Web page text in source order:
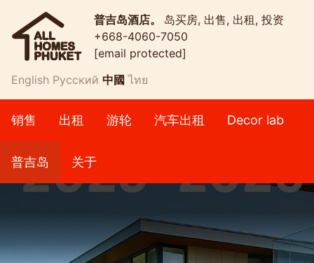
普吉岛酒店。 岛买房, 出售, 出租, 投资
+668-4060-7050
[email protected]
English Русский 中國 ไทย
销售 出租 游轮 汽车出租 Decor lab
普吉岛 关于